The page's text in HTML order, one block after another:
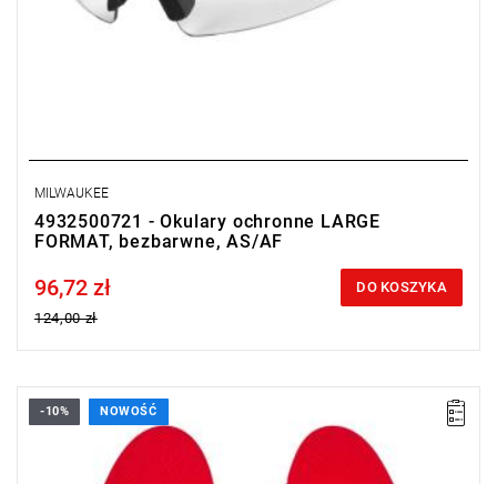
MILWAUKEE
4932500721 - Okulary ochronne LARGE
FORMAT, bezbarwne, AS/AF
Price tax included
96,72 zł
124,00 zł
DO KOSZYKA
-10% NOWOŚĆ